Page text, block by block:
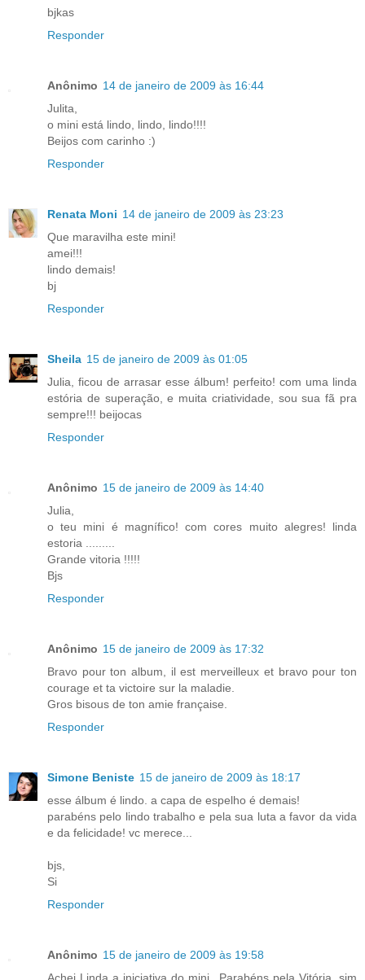
bjkas
Responder
Anônimo 14 de janeiro de 2009 às 16:44
Julita,
o mini está lindo, lindo, lindo!!!!
Beijos com carinho :)
Responder
Renata Moni 14 de janeiro de 2009 às 23:23
Que maravilha este mini!
amei!!!
lindo demais!
bj
Responder
Sheila 15 de janeiro de 2009 às 01:05
Julia, ficou de arrasar esse álbum! perfeito! com uma linda
estória de superação, e muita criatividade, sou sua fã pra
sempre!!! beijocas
Responder
Anônimo 15 de janeiro de 2009 às 14:40
Julia,
o teu mini é magnífico! com cores muito alegres! linda
estoria .........
Grande vitoria !!!!!
Bjs
Responder
Anônimo 15 de janeiro de 2009 às 17:32
Bravo pour ton album, il est merveilleux et bravo pour ton
courage et ta victoire sur la maladie.
Gros bisous de ton amie française.
Responder
Simone Beniste 15 de janeiro de 2009 às 18:17
esse álbum é lindo. a capa de espelho é demais!
parabéns pelo lindo trabalho e pela sua luta a favor da vida
e da felicidade! vc merece...
bjs,
Si
Responder
Anônimo 15 de janeiro de 2009 às 19:58